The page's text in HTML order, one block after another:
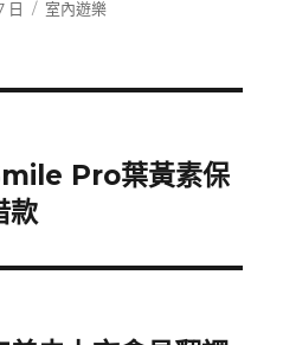
日
分
室內遊樂
Pro葉黃素保
款